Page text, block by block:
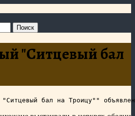
"Ситцевый бал